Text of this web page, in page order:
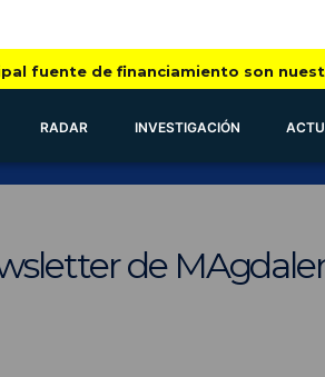
fuente de financiamiento son
RADAR INVESTIGACIÓN
de